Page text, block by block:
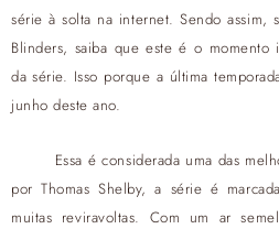
série à solta na internet. Sendo assim,
Blinders, saiba que este é o momento
da série. Isso porque a última
junho deste ano.
Essa é considerada uma das
por Thomas Shelby, a série é
muitas reviravoltas. Com um ar